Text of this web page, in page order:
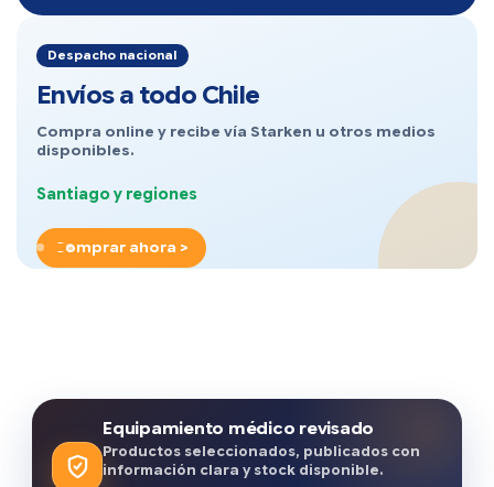
Despacho nacional
Envíos a todo Chile
Compra online y recibe vía Starken u otros medios
disponibles.
Santiago y regiones
Comprar ahora >
Equipamiento médico revisado
Productos seleccionados, publicados con
información clara y stock disponible.